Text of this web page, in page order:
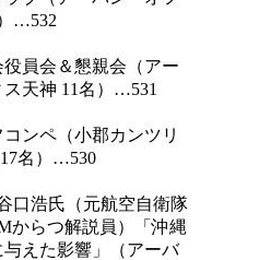
…532
員会＆懇親会（アー
天神 11名）…531
ンペ（小郡カンツリ
名）…530
口浩氏（元航空自衛隊
からつ解説員）「沖縄
えた影響」（アーバ